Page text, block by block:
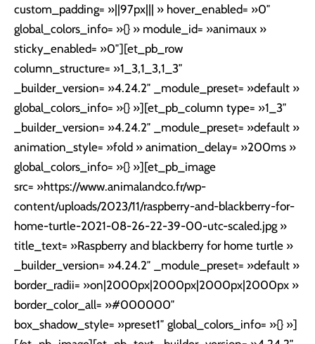
custom_padding= »||97px||| » hover_enabled= »0″
global_colors_info= »{} » module_id= »animaux »
sticky_enabled= »0″][et_pb_row
column_structure= »1_3,1_3,1_3″
_builder_version= »4.24.2″ _module_preset= »default »
global_colors_info= »{} »][et_pb_column type= »1_3″
_builder_version= »4.24.2″ _module_preset= »default »
animation_style= »fold » animation_delay= »200ms »
global_colors_info= »{} »][et_pb_image
src= »https://www.animalandco.fr/wp-
content/uploads/2023/11/raspberry-and-blackberry-for-
home-turtle-2021-08-26-22-39-00-utc-scaled.jpg »
title_text= »Raspberry and blackberry for home turtle »
_builder_version= »4.24.2″ _module_preset= »default »
border_radii= »on|2000px|2000px|2000px|2000px »
border_color_all= »#000000″
box_shadow_style= »preset1″ global_colors_info= »{} »]